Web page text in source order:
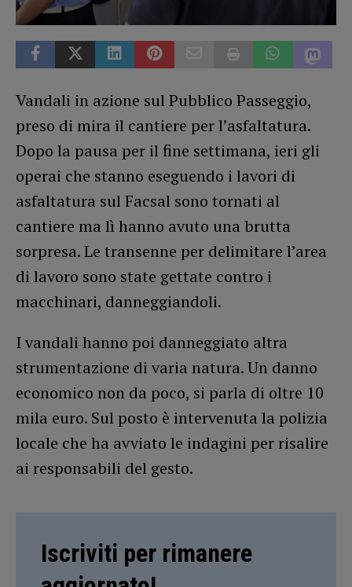
Vandali in azione sul Pubblico Passeggio,
preso di mira il cantiere per l’asfaltatura.
Dopo la pausa per il fine settimana, ieri gli
operai che stanno eseguendo i lavori di
asfaltatura sul Facsal sono tornati al
cantiere ma lì hanno avuto una brutta
sorpresa. Le transenne per delimitare l’area
di lavoro sono state gettate contro i
macchinari, danneggiandoli.
I vandali hanno poi danneggiato altra
strumentazione di varia natura. Un danno
economico non da poco, si parla di oltre 10
mila euro. Sul posto è intervenuta la polizia
locale che ha avviato le indagini per risalire
ai responsabili del gesto.
Iscriviti per rimanere